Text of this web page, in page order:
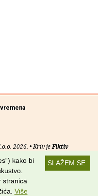
2026. • Kriv jeFiktiv
RSS kanaliSLAŽEM SE
kako bi
stranica
Više